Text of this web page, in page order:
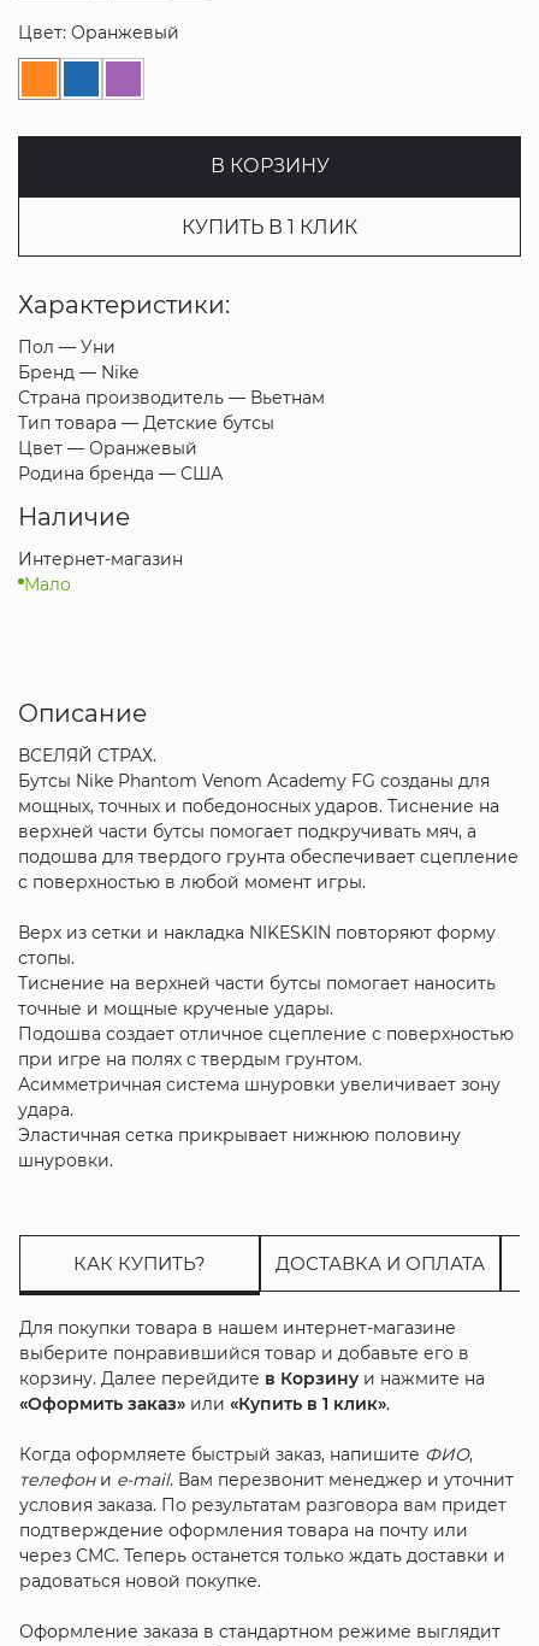
Цвет: Оранжевый
В КОРЗИНУ
КУПИТЬ В 1 КЛИК
Характеристики:
Пол — Уни
Бренд — Nike
Страна производитель — Вьетнам
Тип товара — Детские бутсы
Цвет — Оранжевый
Родина бренда — США
Наличие
Интернет-магазин
Мало
Описание
ВСЕЛЯЙ СТРАХ.
Бутсы Nike Phantom Venom Academy FG созданы для
мощных, точных и победоносных ударов. Тиснение на
верхней части бутсы помогает подкручивать мяч, а
подошва для твердого грунта обеспечивает сцепление
с поверхностью в любой момент игры.
Верх из сетки и накладка NIKESKIN повторяют форму
стопы.
Тиснение на верхней части бутсы помогает наносить
точные и мощные крученые удары.
Подошва создает отличное сцепление с поверхностью
при игре на полях с твердым грунтом.
Асимметричная система шнуровки увеличивает зону
удара.
Эластичная сетка прикрывает нижнюю половину
шнуровки.
КАК КУПИТЬ? ДОСТАВКА И ОПЛАТА
Для покупки товара в нашем интернет-магазине
выберите понравившийся товар и добавьте его в
корзину. Далее перейдите в Корзинуи нажмите на
«Оформить заказ»или «Купить в 1 клик».
Когда оформляете быстрый заказ, напишите ФИО,
телефони e-mail. Вам перезвонит менеджер и уточнит
условия заказа. По результатам разговора вам придет
подтверждение оформления товара на почту или
через СМС. Теперь останется только ждать доставки и
радоваться новой покупке.
Оформление заказа в стандартном режиме выглядит